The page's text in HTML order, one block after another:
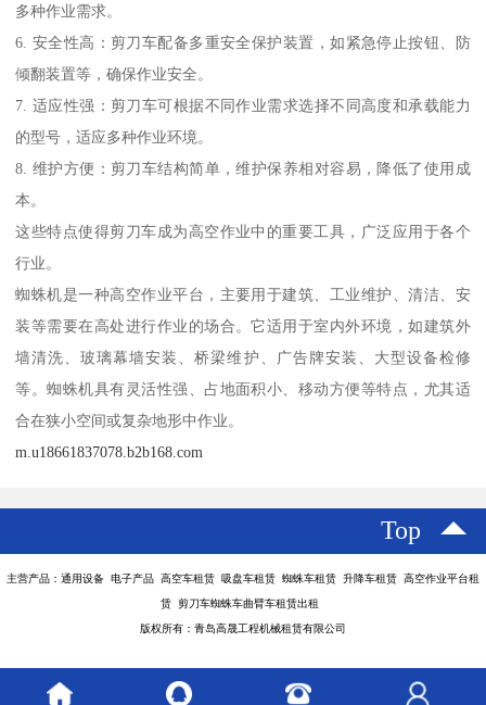
多种作业需求。
6. 安全性高：剪刀车配备多重安全保护装置，如紧急停止按钮、防
倾翻装置等，确保作业安全。
7. 适应性强：剪刀车可根据不同作业需求选择不同高度和承载能力
的型号，适应多种作业环境。
8. 维护方便：剪刀车结构简单，维护保养相对容易，降低了使用成
本。
这些特点使得剪刀车成为高空作业中的重要工具，广泛应用于各个
行业。
蜘蛛机是一种高空作业平台，主要用于建筑、工业维护、清洁、安
装等需要在高处进行作业的场合。它适用于室内外环境，如建筑外
墙清洗、玻璃幕墙安装、桥梁维护、广告牌安装、大型设备检修
等。蜘蛛机具有灵活性强、占地面积小、移动方便等特点，尤其适
合在狭小空间或复杂地形中作业。
m.u18661837078.b2b168.com
Top
主营产品：通用设备 电子产品 高空车租赁 吸盘车租赁 蜘蛛车租赁 升降车租赁 高空作业平台租
赁 剪刀车蜘蛛车曲臂车租赁出租
版权所有：青岛高晟工程机械租赁有限公司